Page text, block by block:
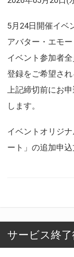
5月24日開催イベ
アバター・エモ
イベント参加者
登録をご希望さ
上記締切前にお
します。
イベントオリジ
ート」の追加申
サービス終